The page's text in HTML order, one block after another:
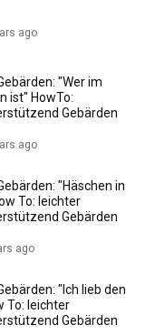
Summ" HowTo:
ago
"Wer im
ist" HowTo:
Gebärden
ago
"Häschen in
To: leichter
Gebärden
ago
"Ich lieb den
To: leichter
Gebärden